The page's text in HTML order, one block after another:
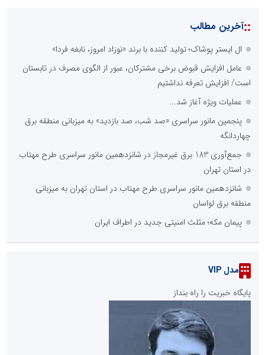
::آخرین مطالب
ال ایستر پوشاک؛ تولید کننده با برند «نوزاد امروز، نابغه فردا»
عامل افزایش قبوض برخی مشترکان، عبور از الگوی مصرف در تابستان
است/ افزایش تعرفه نداشتیم
عملیات ویژه آغاز شد...
پنجمین مانور سراسری «صد شب، صد بازدید» به میزبانی منطقه برق
چهاردانگه
جمع‌آوری 183 برق غیرمجاز در شانزدهمین مانور سراسری طرح مهتاب
در استان تهران
شانزدهمین مانور سراسری طرح مهتاب در استان تهران به میزبانی
منطقه برق لواسان
پیمان مکه؛ مثلث امنیتی جدید در اطراف ایران
مدل VIP
پایگاه خبریت را راه بنداز